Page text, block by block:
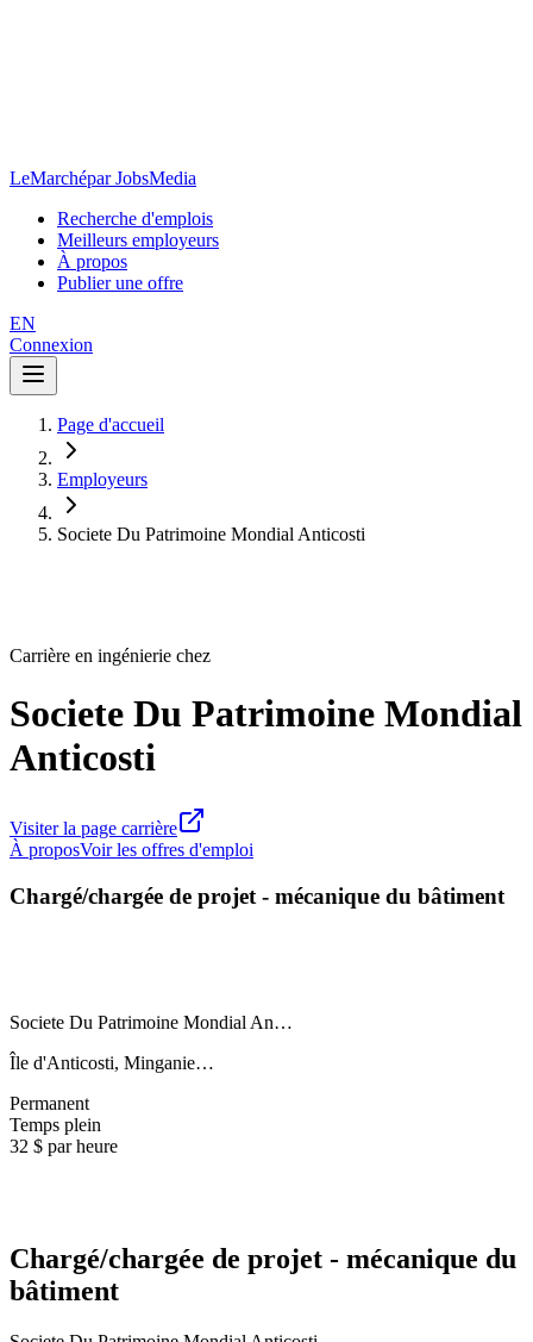
LeMarchépar JobsMedia
Recherche d'emplois
Meilleurs employeurs
À propos
Publier une offre
EN
Connexion
Page d'accueil
Employeurs
Societe Du Patrimoine Mondial Anticosti
Carrière en ingénierie chez
Societe Du Patrimoine Mondial
Anticosti
Visiter la page carrière
À proposVoir les offres d'emploi
Chargé/chargée de projet - mécanique du bâtiment
Societe Du Patrimoine Mondial An…
Île d'Anticosti, Minganie…
Permanent
Temps plein
32 $ par heure
Chargé/chargée de projet - mécanique du
bâtiment